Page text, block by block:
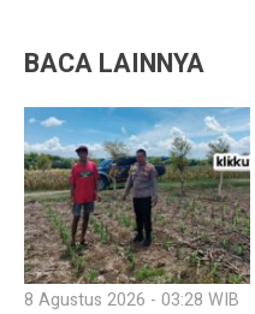
BACA LAINNYA
8 Agustus 2026 - 03:28 WIB